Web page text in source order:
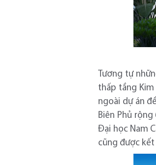
Tương tự
thấp tầng
ngoài dự án
Biên Phủ
Đại học Nam
cũng được